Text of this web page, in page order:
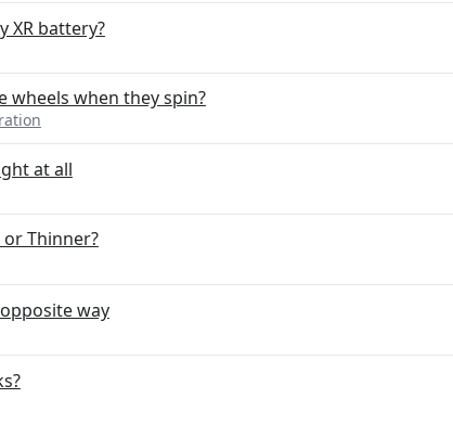
XR battery?
wheels when they spin?
at all
Thinner?
way